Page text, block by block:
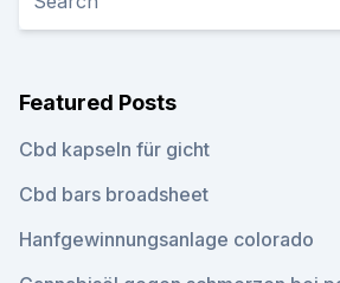
Featured Posts
Cbd kapseln für gicht
Cbd bars broadsheet
Hanfgewinnungsanlage colorado